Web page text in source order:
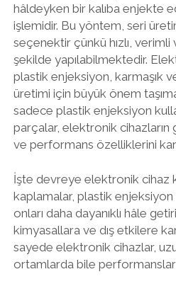
hâldeyken bir kalıba enjekte
işlemidir. Bu yöntem, seri
seçenektir çünkü hızlı,
şekilde yapılabilmektedir.
plastik enjeksiyon, karmaşık
üretimi için büyük önem
sadece plastik enjeksiyon
parçalar, elektronik cihazların
ve performans özelliklerini
İşte devreye elektronik cihaz
kaplamalar, plastik enjeksiyon
onları daha dayanıklı hâle
kimyasallara ve dış etkilere
sayede elektronik cihazlar,
ortamlarda bile